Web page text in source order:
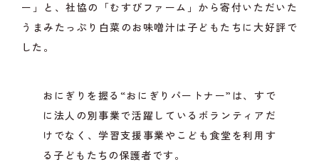
ー」と、社協の「むすびファーム」から寄付いただいた
うまみたっぷり白菜のお味噌汁は子どもたちに大好評で
した。
おにぎりを握る“おにぎりパートナー”は、すで
に法人の別事業で活躍しているボランティアだ
けでなく、学習支援事業やこども食堂を利用す
る子どもたちの保護者です。